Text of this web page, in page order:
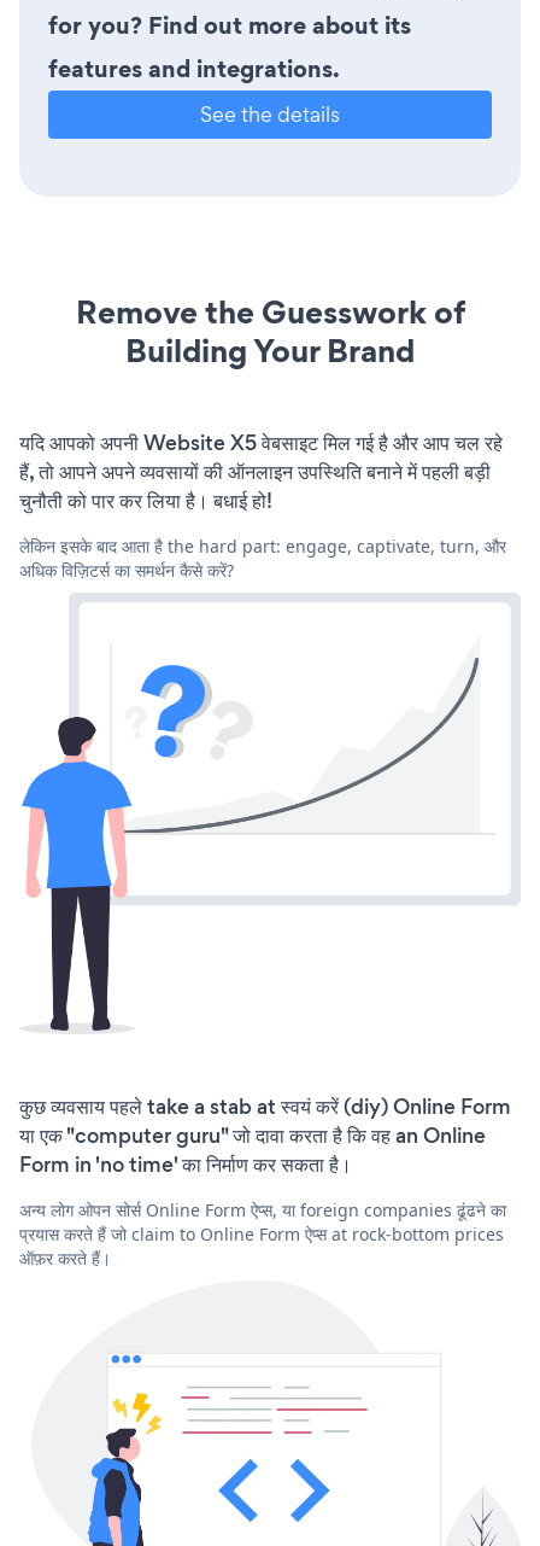
for you? Find out more about its
features and integrations.
See the details
Remove the Guesswork of
Building Your Brand
यदि आपको अपनी Website X5 वेबसाइट मिल गई है और आप चल रहे
हैं, तो आपने अपने व्यवसायों की ऑनलाइन उपस्थिति बनाने में पहली बड़ी
चुनौती को पार कर लिया है। बधाई हो!
लेकिन इसके बाद आता है the hard part: engage, captivate, turn, और
अधिक विज़िटर्स का समर्थन कैसे करें?
कुछ व्यवसाय पहले take a stab at स्वयं करें (diy) Online Form
या एक "computer guru" जो दावा करता है कि वह an Online
Form in 'no time' का निर्माण कर सकता है।
अन्य लोग ओपन सोर्स Online Form ऐप्स, या foreign companies ढूंढने का
प्रयास करते हैं जो claim to Online Form ऐप्स at rock-bottom prices
ऑफ़र करते हैं।